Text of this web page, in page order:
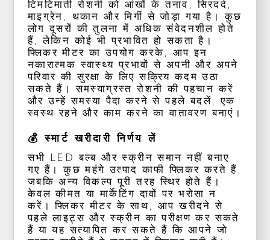
टिमटिमाती रोशनी को आंखों के तनाव, सिरदर्द,
माइग्रेन, थकान और मिर्गी से जोड़ा गया है। कुछ
लोग दूसरों की तुलना में अधिक संवेदनशील होते
हैं, लेकिन कोई भी प्रभावित हो सकता है।
फ्लिकर मीटर का उपयोग करके, आप इन
नकारात्मक स्वास्थ्य प्रभावों से अपनी और अपने
परिवार की सुरक्षा के लिए सक्रिय कदम उठा
सकते हैं। समस्याग्रस्त रोशनी की पहचान करें
और उन्हें समस्या पैदा करने से पहले बदलें, एक
स्वस्थ रहने और काम करने का वातावरण बनाएं।
💰 स्मार्ट खरीदारी निर्णय लें
सभी LED बल्ब और स्क्रीन समान नहीं बनाए
गए हैं। कुछ महंगे उत्पाद काफी फ्लिकर करते हैं,
जबकि अन्य विकल्प पूरी तरह स्थिर होते हैं।
केवल कीमत या मार्केटिंग दावों पर भरोसा न
करें। फ्लिकर मीटर के साथ, आप खरीदने से
पहले लाइट्स और स्क्रीन का परीक्षण कर सकते
हैं या यह सत्यापित कर सकते हैं कि आपने जो